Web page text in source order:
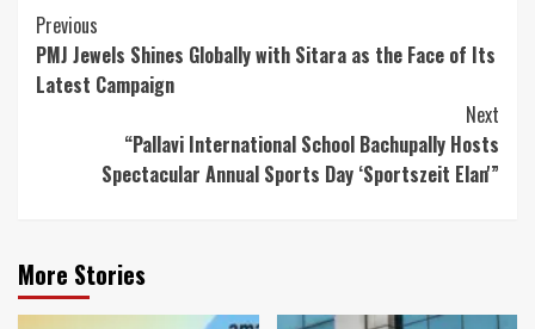
Continue
Reading
Previous
PMJ Jewels Shines Globally with Sitara as the Face of Its
Latest Campaign
Next
“Pallavi International School Bachupally Hosts
Spectacular Annual Sports Day ‘Sportszeit Elan'”
More Stories